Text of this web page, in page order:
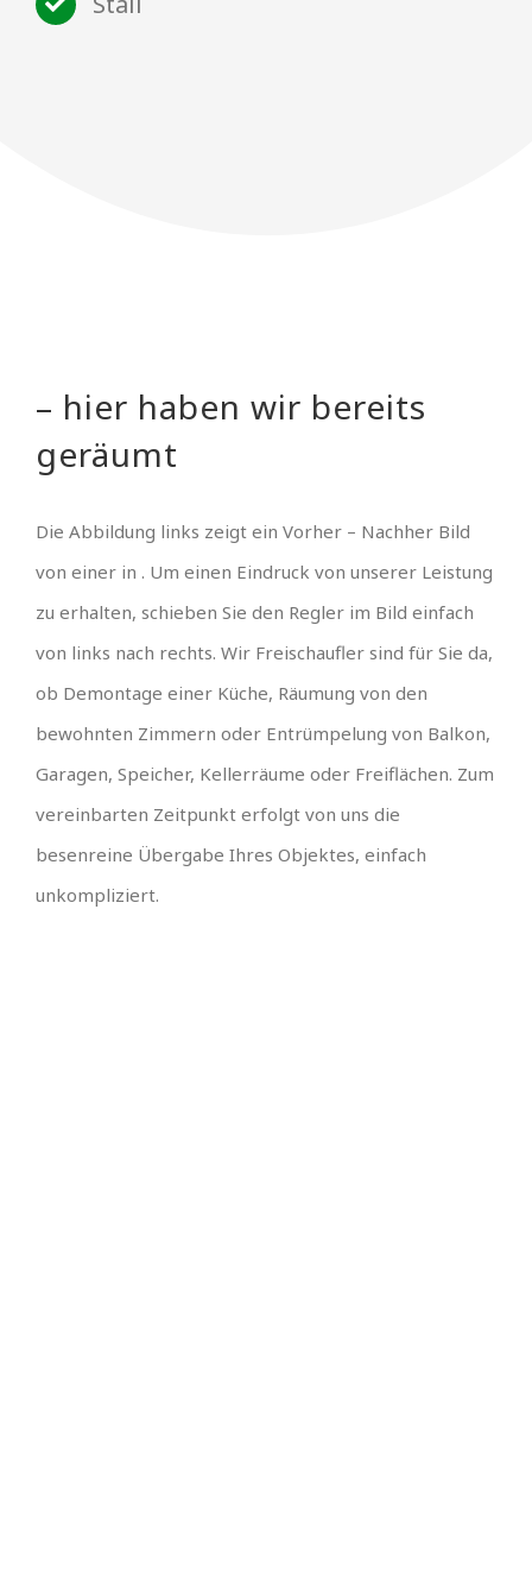
– hier haben wir bereits
geräumt
Die Abbildung links zeigt ein Vorher – Nachher Bild
von einer in . Um einen Eindruck von unserer Leistung
zu erhalten, schieben Sie den Regler im Bild einfach
von links nach rechts. Wir Freischaufler sind für Sie da,
ob Demontage einer Küche, Räumung von den
bewohnten Zimmern oder Entrümpelung von Balkon,
Garagen, Speicher, Kellerräume oder Freiflächen. Zum
vereinbarten Zeitpunkt erfolgt von uns die
besenreine Übergabe Ihres Objektes, einfach
unkompliziert.